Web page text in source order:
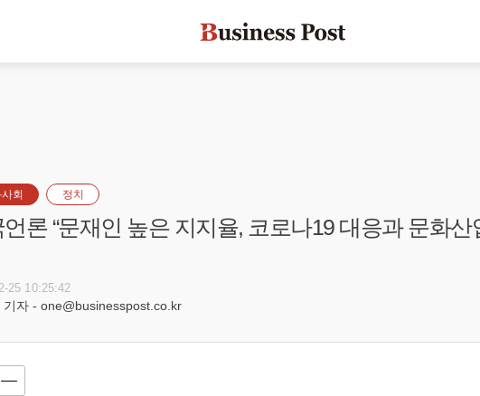
사회 정치
론 “문재인 높은 지지율, 코로나19 대응과 문화산
25 10:25:42
기자 - one@businesspost.co.kr